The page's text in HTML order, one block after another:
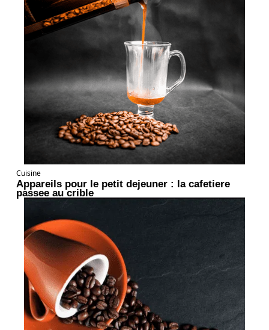
Cuisine
Appareils pour le petit dejeuner : la cafetiere
passee au crible